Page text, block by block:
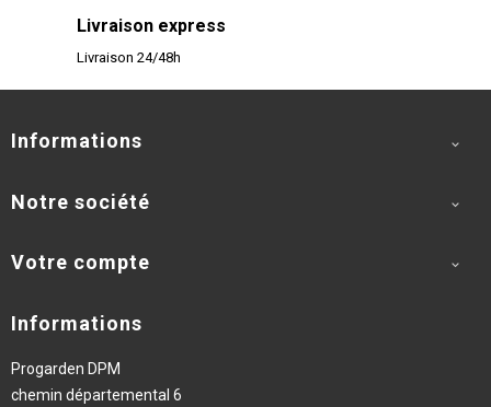
Livraison express
Livraison 24/48h
Informations 
Notre société 
Votre compte 
Informations
Progarden DPM
chemin départemental 6